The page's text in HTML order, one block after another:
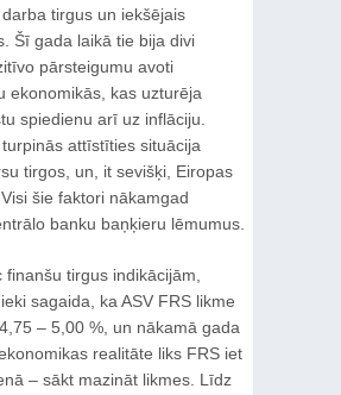
tirgus un iekšējais
Šī gada laikā tie bija divi
pārsteigumu avoti
ekonomikās, kas uzturēja
spiedienu arī uz inflāciju.
attīstīties situācija
tirgos, un, it sevišķi, Eiropas
šie faktori nākamgad
banku baņķieru lēmumus.
finanšu tirgus indikācijām,
sagaida, ka ASV FRS likme
– 5,00 %, un nākamā gada
realitāte liks FRS iet
– sākt mazināt likmes. Līdz